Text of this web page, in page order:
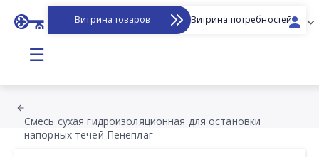
Витрина товаров Витрина потребностей
☰
Смесь сухая гидроизоляционная для остановки
напорных течей Пенеплаг